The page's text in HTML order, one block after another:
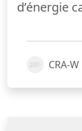
d’énergie
CRA-W